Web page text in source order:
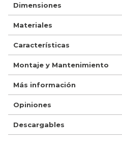
Dimensiones
Materiales
Características
Montaje y Mantenimiento
Más información
Opiniones
Descargables